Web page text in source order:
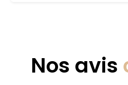
Nos avis